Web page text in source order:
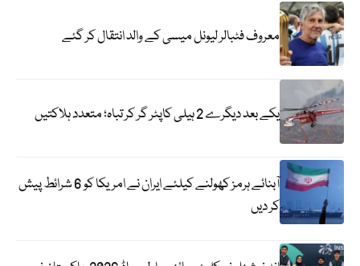
معروف فٹبالر لیونل میسی کے والد انتقال کر گئے
یکے بعد دیگرے 2 ہیلی کاپٹر گر کر تباہ؛ متعدد ہلاکتیں
آبنائے ہرمز کھولنے کیلئے ایران نے امریکا کو 6 شرائط پیش
کر دیں